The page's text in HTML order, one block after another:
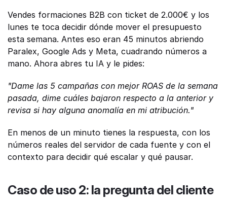
Vendes formaciones B2B con ticket de 2.000€ y los
lunes te toca decidir dónde mover el presupuesto
esta semana. Antes eso eran 45 minutos abriendo
Paralex, Google Ads y Meta, cuadrando números a
mano. Ahora abres tu IA y le pides:
"Dame las 5 campañas con mejor ROAS de la semana
pasada, dime cuáles bajaron respecto a la anterior y
revisa si hay alguna anomalía en mi atribución."
En menos de un minuto tienes la respuesta, con los
números reales del servidor de cada fuente y con el
contexto para decidir qué escalar y qué pausar.
Caso de uso 2: la pregunta del cliente